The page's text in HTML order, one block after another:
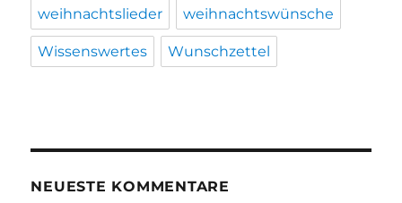
weihnachtslieder weihnachtswünsche
Wissenswertes Wunschzettel
NEUESTE KOMMENTARE